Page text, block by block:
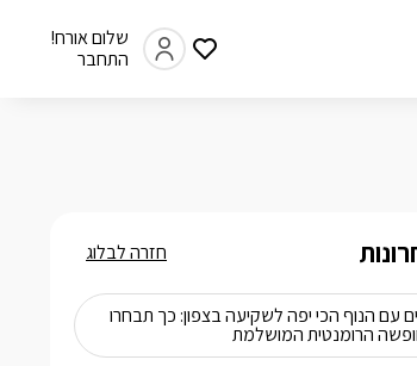
שלום אורח!
התחבר
עם הנוף הכי יפה לשקיעה בצפון: כך תבחרו
הרומנטית המושלמת
חזרה לבלוג